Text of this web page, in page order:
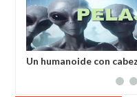
Un humanoide con